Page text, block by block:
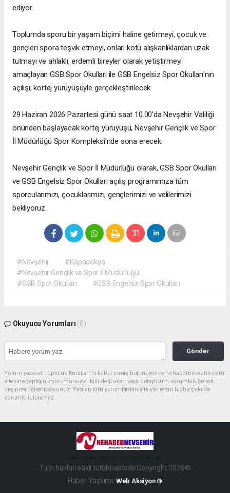
ediyor.
Toplumda sporu bir yaşam biçimi haline getirmeyi, çocuk ve
gençleri spora teşvik etmeyi, onları kötü alışkanlıklardan uzak
tutmayı ve ahlaklı, erdemli bireyler olarak yetiştirmeyi
amaçlayan GSB Spor Okulları ile GSB Engelsiz Spor Okulları'nın
açılışı, kortej yürüyüşüyle gerçekleştirilecek.
29 Haziran 2026 Pazartesi günü saat 10.00'da Nevşehir Valiliği
önünden başlayacak kortej yürüyüşü, Nevşehir Gençlik ve Spor
İl Müdürlüğü Spor Kompleksi'nde sona erecek.
Nevşehir Gençlik ve Spor İl Müdürlüğü olarak, GSB Spor Okulları
ve GSB Engelsiz Spor Okulları açılış programımıza tüm
sporcularımızı, çocuklarımızı, gençlerimizi ve velilerimizi
bekliyoruz.
#Nevşehir
#Kapadokya
#Nevşehir Gençlik ve Spor İl Müdürlüğü
#GSB Spor Okulları
#GSB Engelsiz Spor Okulları
Okuyucu Yorumları (0)
Gönder
Yorum yazarak Topluluk Kuralları’nı kabul etmiş bulunuyor ve nehabernevsehir.com
sitesine yaptığınız yorumunuzla ilgili doğrudan veya dolaylı tüm sorumluluğu tek
başınıza üstleniyorsunuz. Yazılan tüm yorumlardan site yönetimi hiçbir şekilde
sorumlu tutulamaz.
Tüm hakları saklı tutulmaktadır.Copyright 2026©
Haber Yazılımı: Web Aksiyon ®